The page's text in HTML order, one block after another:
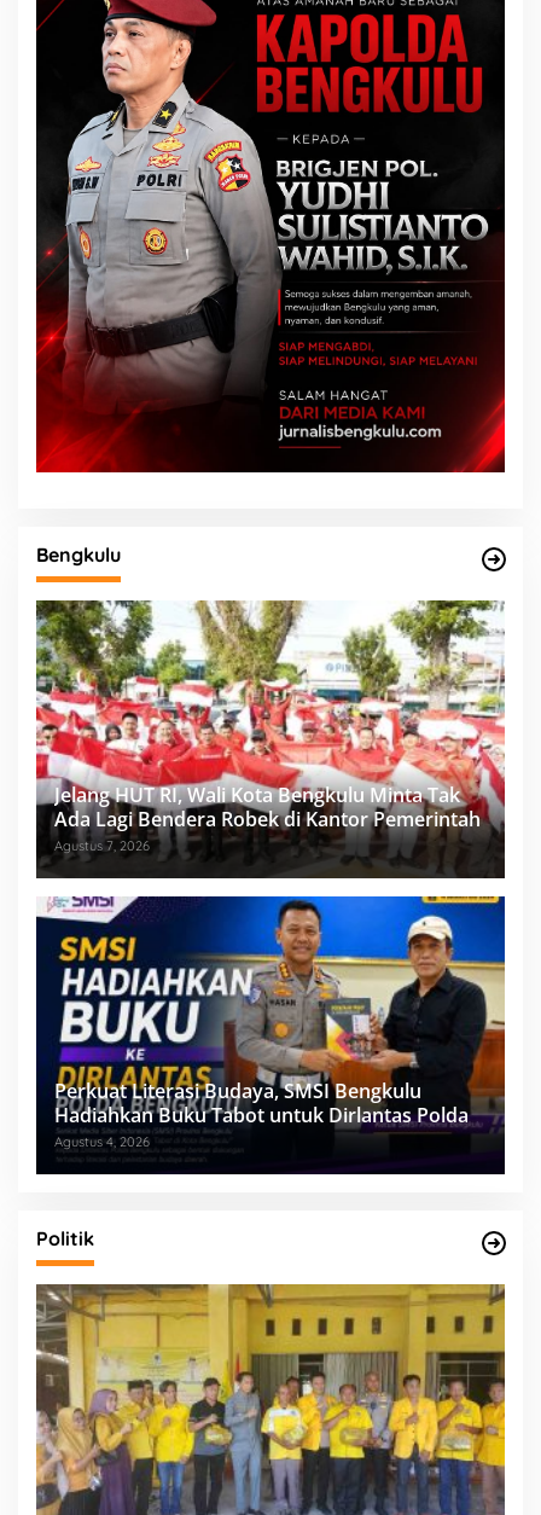
Bengkulu
Jelang HUT RI, Wali Kota Bengkulu Minta Tak
Ada Lagi Bendera Robek di Kantor Pemerintah
Agustus 7, 2026
Perkuat Literasi Budaya, SMSI Bengkulu
Hadiahkan Buku Tabot untuk Dirlantas Polda
Agustus 4, 2026
Politik